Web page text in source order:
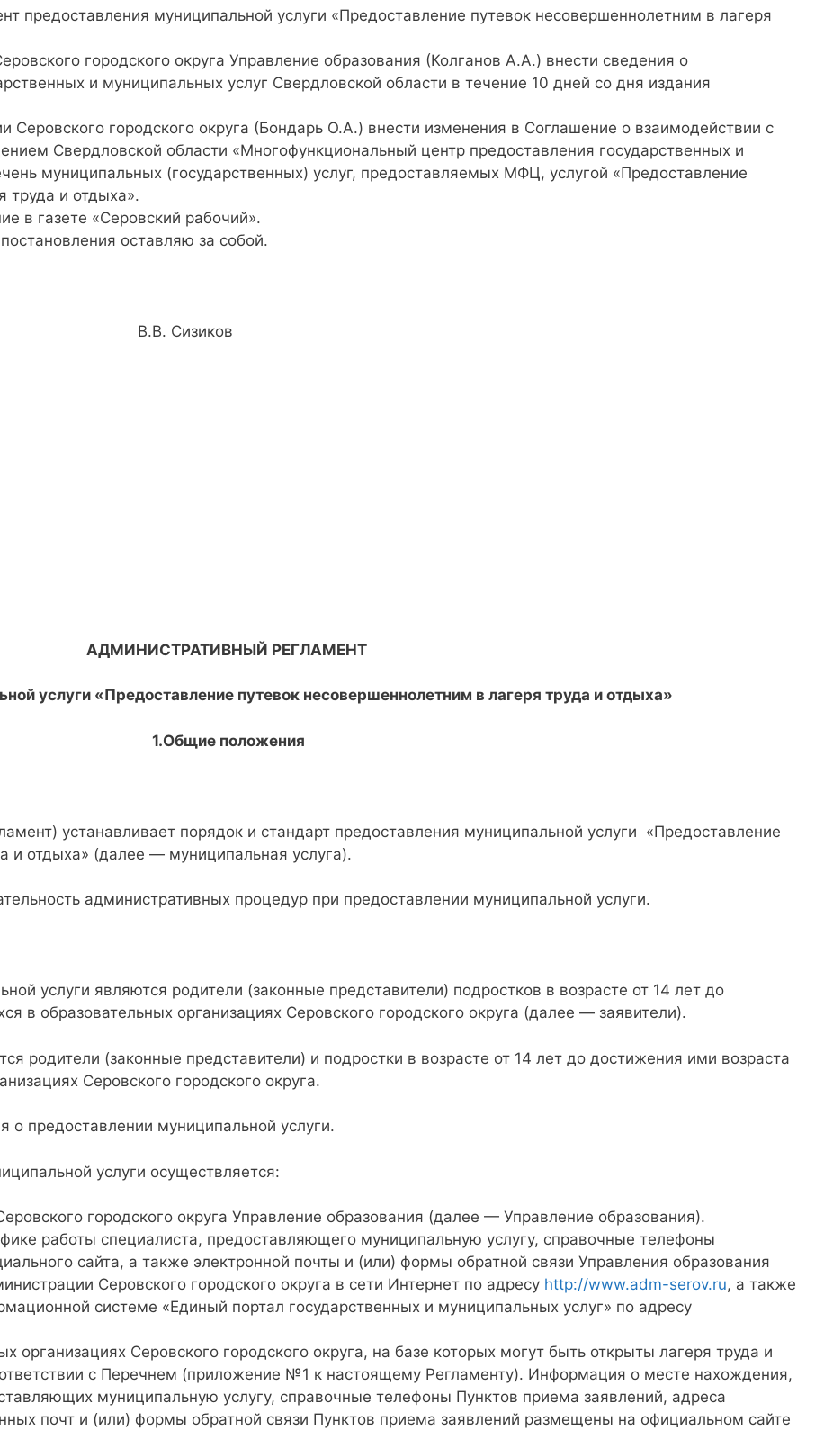
предоставления муниципальной услуги «Предоставление путевок несовершеннолетним в лагеря
городского округа Управление образования (Колганов А.А.) внести сведения о
и муниципальных услуг Свердловской области в течение 10 дней со дня издания
городского округа (Бондарь О.А.) внести изменения в Соглашение о взаимодействии с
Свердловской области «Многофункциональный центр предоставления государственных и
муниципальных (государственных) услуг, предоставляемых МФЦ, услугой «Предоставление
труда и отдыха».
в газете «Серовский рабочий».
оставляю за собой.
В.В. Сизиков
АДМИНИСТРАТИВНЫЙ РЕГЛАМЕНТ
услуги «Предоставление путевок несовершеннолетним в лагеря труда и отдыха»
1.Общие положения
устанавливает порядок и стандарт предоставления муниципальной услуги «Предоставление
и отдыха» (далее — муниципальная услуга).
административных процедур при предоставлении муниципальной услуги.
услуги являются родители (законные представители) подростков в возрасте от 14 лет до
в образовательных организациях Серовского городского округа (далее — заявители).
родители (законные представители) и подростки в возрасте от 14 лет до достижения ими возраста
Серовского городского округа.
о предоставлении муниципальной услуги.
услуги осуществляется:
городского округа Управление образования (далее — Управление образования).
работы специалиста, предоставляющего муниципальную услугу, справочные телефоны
сайта, а также электронной почты и (или) формы обратной связи Управления образования
Серовского городского округа в сети Интернет по адресу http://www.adm-serov.ru, а также
системе «Единый портал государственных и муниципальных услуг» по адресу
организациях Серовского городского округа, на базе которых могут быть открыты лагеря труда и
с Перечнем (приложение №1 к настоящему Регламенту). Информация о месте нахождения,
муниципальную услугу, справочные телефоны Пунктов приема заявлений, адреса
почт и (или) формы обратной связи Пунктов приема заявлений размещены на официальном сайте